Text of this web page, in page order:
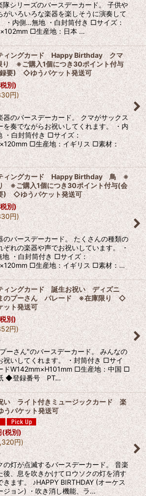
隊シリーズのバースデーカード。 子供や
がいろいろな楽器を楽しそうに演奏して
・内側…無地 ・白封筒付き □サイズ：
□生産地：日本 …
ィングカード Happy Birthday クマ
り ※ご購入1個につき30ポイント付与
要) ◇ゆうパケット発送可
別)
円)
器のバースデーカード。 クマがサックス
を奏でながらお祝いしてくれます。 ・内
・白封筒付き □サイズ：
□生産地：イギリス □素材：
ィングカード Happy Birthday 鳥 ※
※ご購入1個につき30ポイント付与(会
) ◇ゆうパケット発送可
別)
円)
のバースデーカード。 たくさんの種類の
ぞれの楽器や声でお祝いしています。 ・
・白封筒付き □サイズ：
□生産地：イギリス □素材：…
ィングカード 誕生お祝い ディズニ
のプーさん パレード ※在庫限り ◇
ット発送可
別)
円)
ーさん"のバースデーカード。 みんなの
祝いしてくれます。 ・封筒付き □サイ
ドW142mm×H101mm □生産地：中国 □
◆登録番号 PT…
い ライト付きミュージックカード 楽
パケット発送可
(税別)
円)
の灯が点滅するバースデーカード。 音楽
後、息を吹きかけてロウソクの灯を消す
きます。 ♪HAPPY BIRTHDAY (オーケス
ジョン) ・吹き消し機能、ラ…